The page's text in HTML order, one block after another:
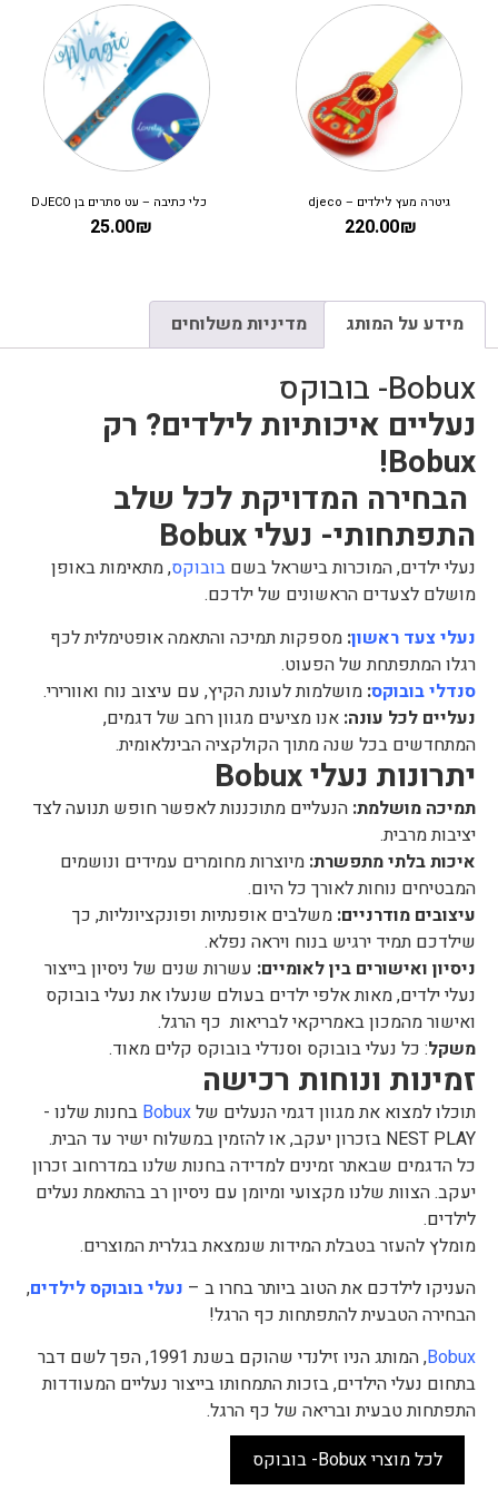
גיטרה מעץ לילדים – djeco
220.00₪
כלי כתיבה – עט סתרים בן DJECO
25.00₪
מידע על המותג מדיניות משלוחים
Bobux- בובוקס
נעליים איכותיות לילדים? רק
Bobux!
הבחירה המדויקת לכל שלב
התפתחותי- נעלי Bobux
נעלי ילדים, המוכרות בישראל בשם בובוקס, מתאימות באופן
מושלם לצעדים הראשונים של ילדכם.
נעלי צעד ראשון: מספקות תמיכה והתאמה אופטימלית לכף
רגלו המתפתחת של הפעוט.
סנדלי בובוקס: מושלמות לעונת הקיץ, עם עיצוב נוח ואוורירי.
נעליים לכל עונה: אנו מציעים מגוון רחב של דגמים,
המתחדשים בכל שנה מתוך הקולקציה הבינלאומית.
יתרונות נעלי Bobux
תמיכה מושלמת: הנעליים מתוכננות לאפשר חופש תנועה לצד
יציבות מרבית.
איכות בלתי מתפשרת: מיוצרות מחומרים עמידים ונושמים
המבטיחים נוחות לאורך כל היום.
עיצובים מודרניים: משלבים אופנתיות ופונקציונליות, כך
שילדכם תמיד ירגיש בנוח ויראה נפלא.
ניסיון ואישורים בין לאומיים: עשרות שנים של ניסיון בייצור
נעלי ילדים, מאות אלפי ילדים בעולם שנעלו את נעלי בובוקס
ואישור מהמכון באמריקאי לבריאות כף הרגל.
משקל: כל נעלי בובוקס וסנדלי בובוקס קלים מאוד.
זמינות ונוחות רכישה
תוכלו למצוא את מגוון דגמי הנעלים של
בחנות שלנו -
NEST PLAY בזכרון יעקב, או להזמין במשלוח ישיר עד הבית.
כל הדגמים שבאתר זמינים למדידה בחנות שלנו במדרחוב זכרון
יעקב. הצוות שלנו מקצועי ומיומן עם ניסיון רב בהתאמת נעלים
לילדים.
מומלץ להעזר בטבלת המידות שנמצאת בגלרית המוצרים.
העניקו לילדכם את הטוב ביותר בחרו ב – נעלי בובוקס לילדים,
הבחירה הטבעית להתפתחות כף הרגל!
Bobux
, המותג הניו זילנדי שהוקם בשנת 1991, הפך לשם דבר
בתחום נעלי הילדים, בזכות התמחותו בייצור נעליים המעודדות
התפתחות טבעית ובריאה של כף הרגל.
לכל מוצרי Bobux- בובוקס